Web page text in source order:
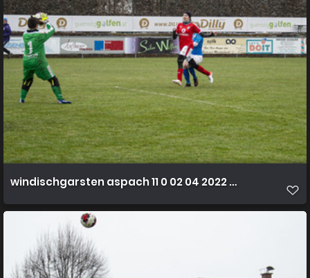
windischgarsten aspach 11 0 02 04 2022 44